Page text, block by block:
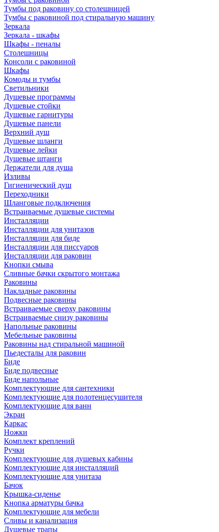
Тумбы под раковину со столешницей
Тумбы с раковиной под стиральную машину
Зеркала
Зеркала - шкафы
Шкафы - пеналы
Столешницы
Консоли с раковиной
Шкафы
Комоды и тумбы
Светильники
Душевые программы
Душевые стойки
Душевые гарнитуры
Душевые панели
Верхний душ
Душевые шланги
Душевые лейки
Душевые штанги
Держатели для душа
Изливы
Гигиенический душ
Переходники
Шланговые подключения
Встраиваемые душевые системы
Инсталляции
Инсталляции для унитазов
Инсталляции для биде
Инсталляции для писсуаров
Инсталляции для раковин
Кнопки смыва
Сливные бачки скрытого монтажа
Раковины
Накладные раковины
Подвесные раковины
Встраиваемые сверху раковины
Встраиваемые снизу раковины
Напольные раковины
Мебельные раковины
Раковины над стиральной машиной
Пьедесталы для раковин
Биде
Биде подвесные
Биде напольные
Комплектующие для сантехники
Комплектующие для полотенцесушителя
Комплектующие для ванн
Экран
Каркас
Ножки
Комплект креплений
Ручки
Комплектующие для душевых кабины
Комплектующие для инсталляций
Комплектующие для унитаза
Бачок
Крышка-сиденье
Кнопка арматуры бачка
Комплектующие для мебели
Сливы и канализация
Душевые трапы